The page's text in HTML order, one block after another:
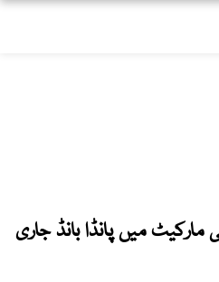
مارکیٹ میں پانڈا بانڈ جاری